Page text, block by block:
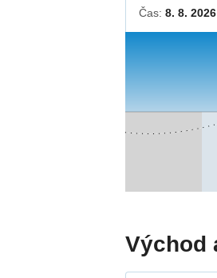
Čas:8. 8. 2026
Východ